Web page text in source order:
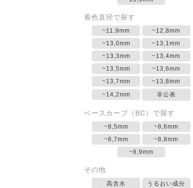
着色直径で探す
~11.9mm
~12,8mm
~13,0mm
~13,1mm
~13,3mm
~13,4mm
~13,5mm
~13,6mm
~13,7mm
~13,8mm
~14,2mm
非公表
ベースカーブ（BC）で探す
~8,5mm
~8,6mm
~8,7mm
~8,8mm
~8,9mm
その他
高含水 うるおい成分